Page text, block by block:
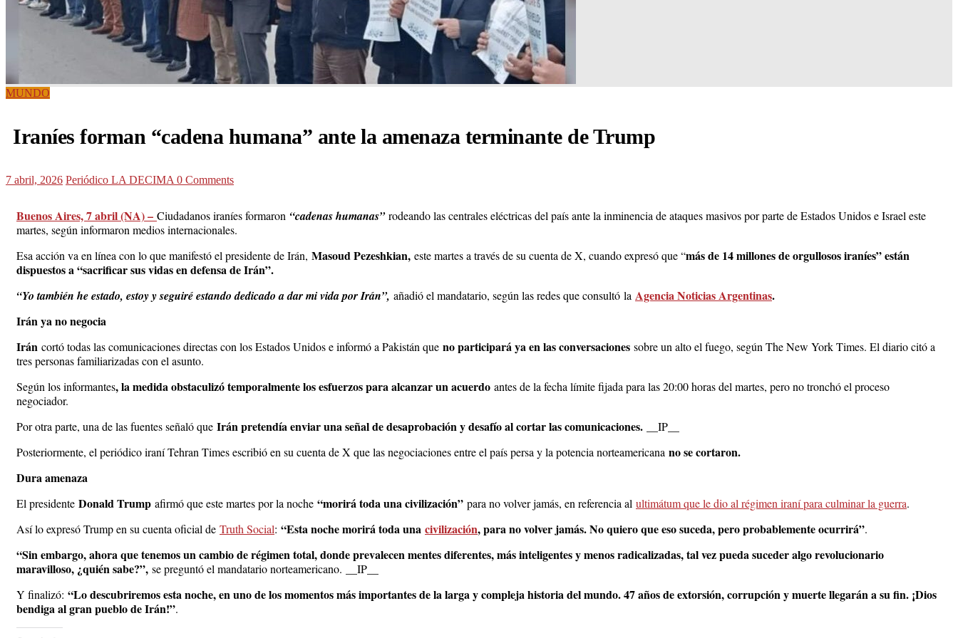
MUNDO
Iraníes forman “cadena humana” ante la amenaza terminante de Trump
7 abril, 2026 Periódico LA DECIMA 0 Comments
Buenos Aires, 7 abril (NA) – Ciudadanos iraníes formaron “cadenas humanas” rodeando las centrales eléctricas del país ante la inminencia de ataques masivos por parte de Estados Unidos e Israel este
martes, según informaron medios internacionales.
Esa acción va en línea con lo que manifestó el presidente de Irán, Masoud Pezeshkian, este martes a través de su cuenta de X, cuando expresó que “más de 14 millones de orgullosos iraníes” están
dispuestos a “sacrificar sus vidas en defensa de Irán”.
“Yo también he estado, estoy y seguiré estando dedicado a dar mi vida por Irán”, añadió el mandatario, según las redes que consultó la Agencia Noticias Argentinas.
Irán ya no negocia
Irán cortó todas las comunicaciones directas con los Estados Unidos e informó a Pakistán que no participará ya en las conversaciones sobre un alto el fuego, según The New York Times. El diario citó a
tres personas familiarizadas con el asunto.
Según los informantes, la medida obstaculizó temporalmente los esfuerzos para alcanzar un acuerdo antes de la fecha límite fijada para las 20:00 horas del martes, pero no tronchó el proceso
negociador.
Por otra parte, una de las fuentes señaló que Irán pretendía enviar una señal de desaprobación y desafío al cortar las comunicaciones.
__IP__
Posteriormente, el periódico iraní Tehran Times escribió en su cuenta de X que las negociaciones entre el país persa y la potencia norteamericana no se cortaron.
Dura amenaza
El presidente Donald Trump afirmó que este martes por la noche “morirá toda una civilización” para no volver jamás, en referencia al ultimátum que le dio al régimen iraní para culminar la guerra.
Así lo expresó Trump en su cuenta oficial de Truth Social: “Esta noche morirá toda una civilización, para no volver jamás. No quiero que eso suceda, pero probablemente ocurrirá”.
“Sin embargo, ahora que tenemos un cambio de régimen total, donde prevalecen mentes diferentes, más inteligentes y menos radicalizadas, tal vez pueda suceder algo revolucionario
maravilloso, ¿quién sabe?”, se preguntó el mandatario norteamericano.
__IP__
Y finalizó: “Lo descubriremos esta noche, en uno de los momentos más importantes de la larga y compleja historia del mundo. 47 años de extorsión, corrupción y muerte llegarán a su fin. ¡Dios
bendiga al gran pueblo de Irán!”.